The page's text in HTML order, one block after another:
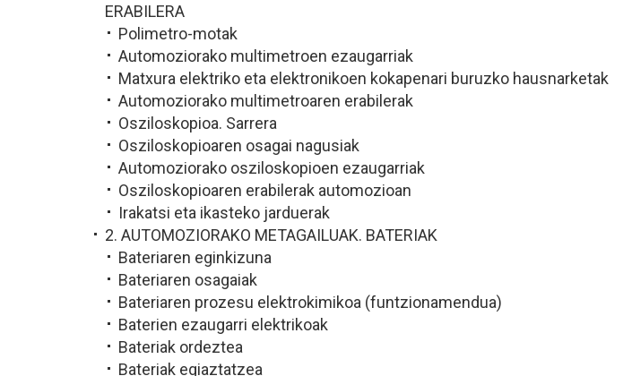
ERABILERA
Polimetro-motak
Automoziorako multimetroen ezaugarriak
Matxura elektriko eta elektronikoen kokapenari buruzko hausnarketak
Automoziorako multimetroaren erabilerak
Osziloskopioa. Sarrera
Osziloskopioaren osagai nagusiak
Automoziorako osziloskopioen ezaugarriak
Osziloskopioaren erabilerak automozioan
Irakatsi eta ikasteko jarduerak
2. AUTOMOZIORAKO METAGAILUAK. BATERIAK
Bateriaren eginkizuna
Bateriaren osagaiak
Bateriaren prozesu elektrokimikoa (funtzionamendua)
Baterien ezaugarri elektrikoak
Bateriak ordeztea
Bateriak egiaztatzea